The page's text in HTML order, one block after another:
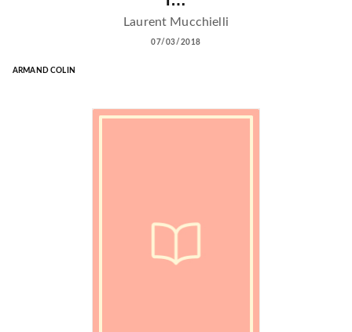
Laurent Mucchielli
07/03/2018
ARMAND COLIN